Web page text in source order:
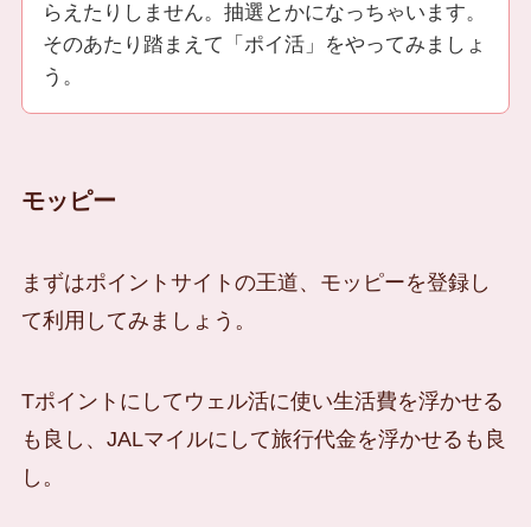
らえたりしません。抽選とかになっちゃいます。
そのあたり踏まえて「ポイ活」をやってみましょ
う。
モッピー
まずはポイントサイトの王道、モッピーを登録し
て利用してみましょう。
Tポイントにしてウェル活に使い生活費を浮かせる
も良し、JALマイルにして旅行代金を浮かせるも良
し。